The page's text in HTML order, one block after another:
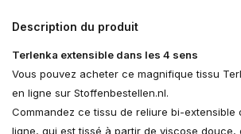
Description du produit
Terlenka extensible dans les 4 sens
Vous pouvez acheter ce magnifique tissu
en ligne sur Stoffenbestellen.nl.
Commandez ce tissu de reliure bi-extensible
ligne, qui est tissé à partir de viscose douce,